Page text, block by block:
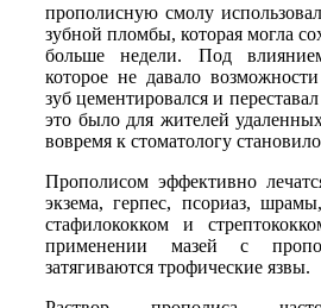
прополисную смолу
зубной пломбы, которая могла
больше недели. Под
которое не давало возможности
зуб цементировался и
это было для жителей
вовремя к стоматологу
Прополисом эффективно
экзема, герпес, псориаз,
стафилококком и
применении мазей с
затягиваются трофические язвы.